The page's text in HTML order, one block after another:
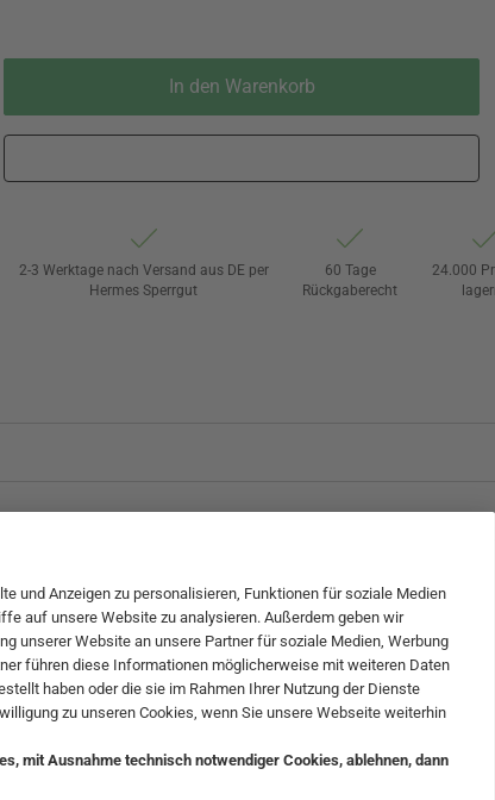
In den Warenkorb
2-3 Werktage nach Versand aus DE per
Hermes Sperrgut
60 Tage
Rückgaberecht
24.000